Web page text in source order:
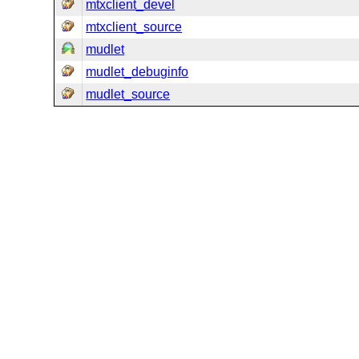
mtxclient_devel
mtxclient_source
mudlet
mudlet_debuginfo
mudlet_source